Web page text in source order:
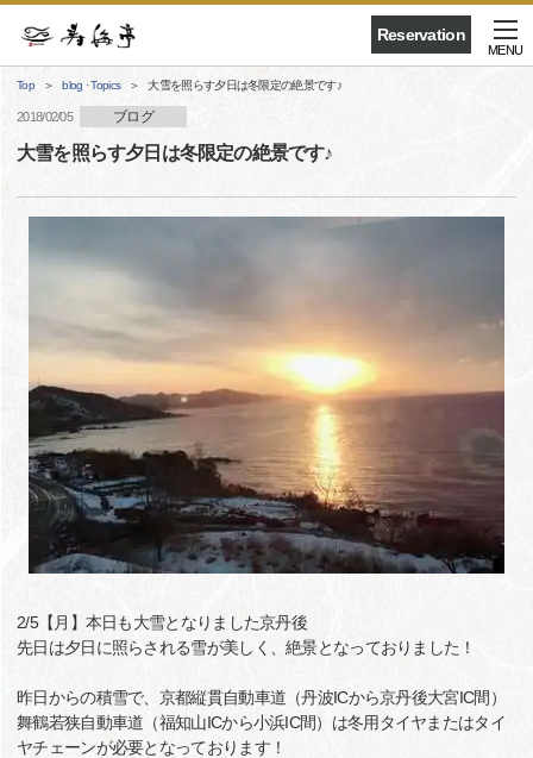
Reservation
MENU
Top blog · Topics 大雪を照らす夕日は冬限定の絶景です♪
2018/02/05 ブログ
大雪を照らす夕日は冬限定の絶景です♪
2/5【月】本日も大雪となりました京丹後
先日は夕日に照らされる雪が美しく、絶景となっておりました！
昨日からの積雪で、京都縦貫自動車道（丹波ICから京丹後大宮IC間）
舞鶴若狭自動車道（福知山ICから小浜IC間）は冬用タイヤまたはタイ
ヤチェーンが必要となっております！